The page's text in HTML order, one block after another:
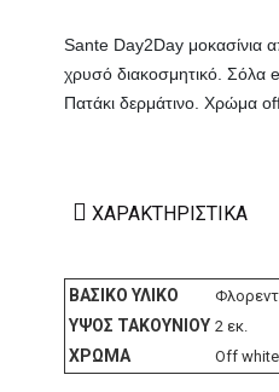
Sante Day2Day μοκασίνια
χρυσό διακοσμητικό. Σόλα
Πατάκι δερμάτινο. Χρώμα
ΧΑΡΑΚΤΗΡΙΣΤΙΚΆ
ΒΑΣΙΚΌ ΥΛΙΚΌ
ΎΨΟΣ ΤΑΚΟΥΝΙΟΎ 2 εκ.
ΧΡΏΜΑ Off white